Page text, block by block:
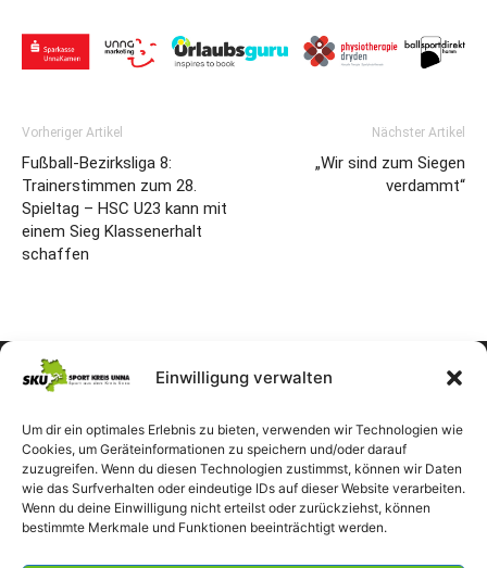
Einwilligung verwalten
Um dir ein optimales Erlebnis zu bieten, verwenden wir Technologien wie
Cookies, um Geräteinformationen zu speichern und/oder darauf
zuzugreifen. Wenn du diesen Technologien zustimmst, können wir Daten
wie das Surfverhalten oder eindeutige IDs auf dieser Website verarbeiten.
Wenn du deine Einwilligung nicht erteilst oder zurückziehst, können
bestimmte Merkmale und Funktionen beeinträchtigt werden.
Vorheriger Artikel
Fußball-Bezirksliga 8:
Trainerstimmen zum 28.
Spieltag – HSC U23 kann mit
einem Sieg Klassenerhalt
schaffen
Nächster Artikel
„Wir sind zum Siegen
verdammt“